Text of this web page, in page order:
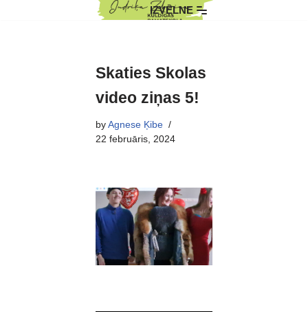
IZVĒLNE
Skaties Skolas
video ziņas 5!
by Agnese Ķibe
22 februāris, 2024